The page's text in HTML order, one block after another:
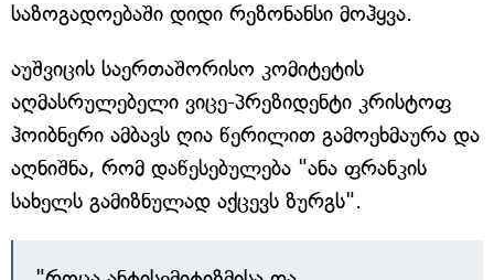
საზოგადოებაში დიდი რეზონანსი მოჰყვა.
აუშვიცის საერთაშორისო კომიტეტის
აღმასრულებელი ვიცე-პრეზიდენტი კრისტოფ
ჰოიბნერი ამბავს ღია წერილით გამოეხმაურა და
აღნიშნა, რომ დაწესებულება "ანა ფრანკის
სახელს გამიზნულად აქცევს ზურგს".